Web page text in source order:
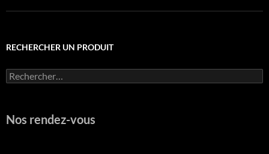
RECHERCHER UN PRODUIT
Rechercher :
Nos rendez-vous